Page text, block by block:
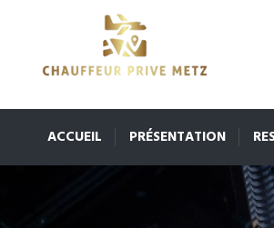
ACCUEIL PRÉSENTATION